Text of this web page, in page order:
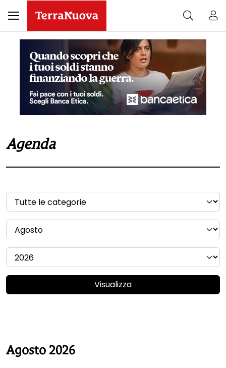
Agenda
Visualizza
Agosto 2026